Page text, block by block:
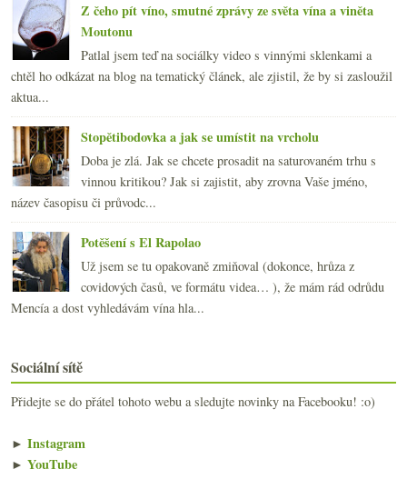
Z čeho pít víno, smutné zprávy ze světa vína a viněta
Moutonu
Patlal jsem teď na sociálky video s vinnými sklenkami a
chtěl ho odkázat na blog na tematický článek, ale zjistil, že by si zasloužil
aktua...
Stopětibodovka a jak se umístit na vrcholu
Doba je zlá. Jak se chcete prosadit na saturovaném trhu s
vinnou kritikou? Jak si zajistit, aby zrovna Vaše jméno,
název časopisu či průvodc...
Potěšení s El Rapolao
Už jsem se tu opakovaně zmiňoval (dokonce, hrůza z
covidových časů, ve formátu videa… ), že mám rád odrůdu
Mencía a dost vyhledávám vína hla...
Sociální sítě
Přidejte se do přátel tohoto webu a sledujte novinky na Facebooku! :o)
► Instagram
► YouTube